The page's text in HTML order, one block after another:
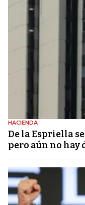
HACIENDA
De la Espriella
pero aún no hay